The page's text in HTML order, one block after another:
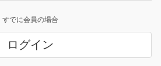
すでに会員の場合
ログイン